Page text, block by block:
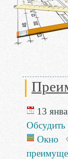
13
Обсудить
Окно